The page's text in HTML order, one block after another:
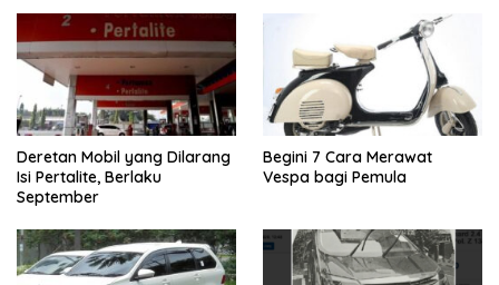
Deretan Mobil yang Dilarang
Isi Pertalite, Berlaku
September
Begini 7 Cara Merawat
Vespa bagi Pemula